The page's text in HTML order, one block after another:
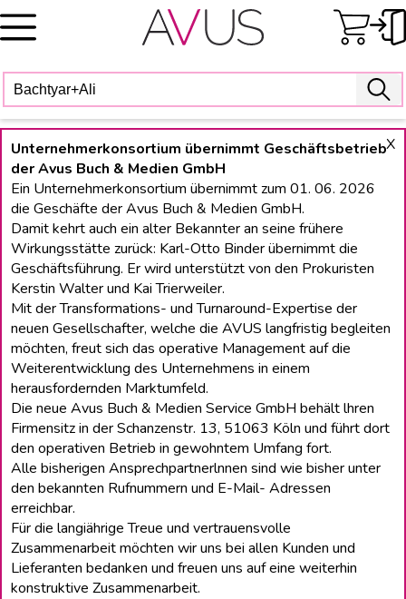
Skip
to
X
Unternehmerkonsortium übernimmt Geschäftsbetrieb
der Avus Buch & Medien GmbH
Ein Unternehmerkonsortium übernimmt zum 01. 06. 2026
die Geschäfte der Avus Buch & Medien GmbH.
Damit kehrt auch ein alter Bekannter an seine frühere
Wirkungsstätte zurück: Karl-Otto Binder übernimmt die
Geschäftsführung. Er wird unterstützt von den Prokuristen
Kerstin Walter und Kai Trierweiler.
Mit der Transformations- und Turnaround-Expertise der
neuen Gesellschafter, welche die AVUS langfristig begleiten
möchten, freut sich das operative Management auf die
Weiterentwicklung des Unternehmens in einem
herausfordernden Marktumfeld.
Die neue Avus Buch & Medien Service GmbH behält lhren
Firmensitz in der Schanzenstr. 13, 51063 Köln und führt dort
den operativen Betrieb in gewohntem Umfang fort.
Alle bisherigen Ansprechpartnerlnnen sind wie bisher unter
den bekannten Rufnummern und E-Mail- Adressen
erreichbar.
Für die langiährige Treue und vertrauensvolle
Zusammenarbeit möchten wir uns bei allen Kunden und
Lieferanten bedanken und freuen uns auf eine weiterhin
konstruktive Zusammenarbeit.